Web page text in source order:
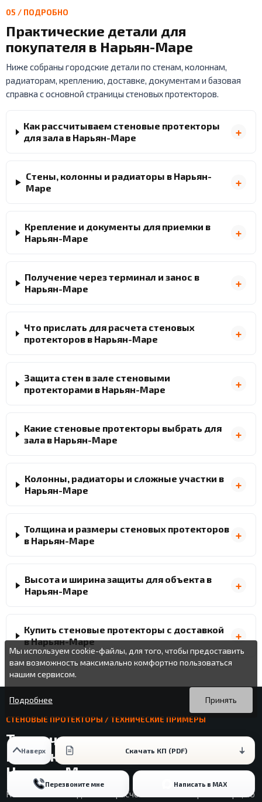
05 / ПОДРОБНО
Практические детали для
покупателя в Нарьян-Маре
Ниже собраны городские детали по стенам, колоннам,
радиаторам, креплению, доставке, документам и базовая
справка с основной страницы стеновых протекторов.
Как рассчитываем стеновые протекторы
для зала в Нарьян-Маре
Стены, колонны и радиаторы в Нарьян-
Маре
Крепление и документы для приемки в
Нарьян-Маре
Получение через терминал и занос в
Нарьян-Маре
Что прислать для расчета стеновых
протекторов в Нарьян-Маре
Защита стен в зале стеновыми
протекторами в Нарьян-Маре
Какие стеновые протекторы выбрать для
зала в Нарьян-Маре
Колонны, радиаторы и сложные участки в
Нарьян-Маре
Толщина и размеры стеновых протекторов
в Нарьян-Маре
Высота и ширина защиты для объекта в
Нарьян-Маре
Купить стеновые протекторы с доставкой
в Нарьян-Маре
СТЕНОВЫЕ ПРОТЕКТОРЫ / ТЕХНИЧЕСКИЕ ПРИМЕРЫ
Технические примеры стеновых
протекторов для планирования в
Нарьян-Маре
Кейсы ниже не подменяют расчет объекта в Нарьян-Маре, но
Наверх Скачать КП (PDF)
Перезвоните мне Написать в MAX
Мы используем cookie-файлы, для того, чтобы предоставить
вам возможность максимально комфортно пользоваться
нашим сервисом.
Вы можете подробнее прочитать о cookie-файлах в открытых
источниках или изменить настройки своего браузера.
Продолжая пользоваться данным сайтом без изменения
настроек вы даете согласие на использование ваших cookie-
Принять
Подробнее